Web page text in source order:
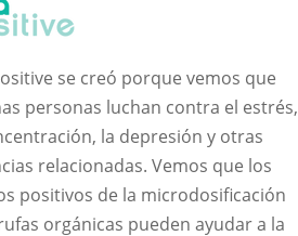
se creó porque vemos que
personas luchan contra el estrés,
la depresión y otras
relacionadas. Vemos que los
positivos de la microdosificación
orgánicas pueden ayudar a la